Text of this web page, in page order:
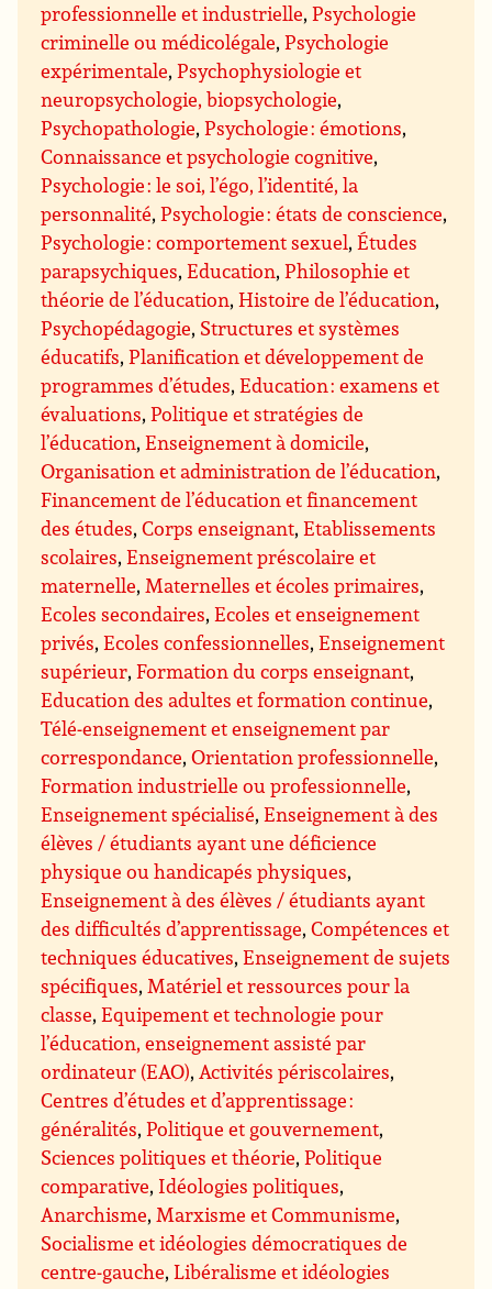
professionnelle et industrielle,Psychologie
criminelle ou médicolégale,Psychologie
expérimentale,Psychophysiologie et
neuropsychologie, biopsychologie,
Psychopathologie,Psychologie : émotions,
Connaissance et psychologie cognitive,
Psychologie : le soi, l’égo, l’identité, la
personnalité,Psychologie : états de conscience,
Psychologie : comportement sexuel,Études
parapsychiques,Education,Philosophie et
théorie de l’éducation,Histoire de l’éducation,
Psychopédagogie, Structures et systèmes
éducatifs,Planification et développement de
programmes d’études,Education : examens et
évaluations,Politique et stratégies de
l’éducation,Enseignement à domicile,
Organisation et administration de l’éducation,
Financement de l’éducation et financement
des études,Corps enseignant,Etablissements
scolaires,Enseignement préscolaire et
maternelle,Maternelles et écoles primaires,
Ecoles secondaires,Ecoles et enseignement
privés,Ecoles confessionnelles,Enseignement
supérieur,Formation du corps enseignant,
Education des adultes et formation continue,
Télé-enseignement et enseignement par
correspondance,Orientation professionnelle,
Formation industrielle ou professionnelle,
Enseignement spécialisé,Enseignement à des
élèves / étudiants ayant une déficience
physique ou handicapés physiques,
Enseignement à des élèves / étudiants ayant
des difficultés d’apprentissage,Compétences et
techniques éducatives,Enseignement de sujets
spécifiques,Matériel et ressources pour la
classe,Equipement et technologie pour
l’éducation, enseignement assisté par
ordinateur (EAO),Activités périscolaires,
Centres d’études et d’apprentissage :
généralités,Politique et gouvernement,
Sciences politiques et théorie,Politique
comparative, Idéologies politiques,
Anarchisme,Marxisme et Communisme,
Socialisme et idéologies démocratiques de
centre-gauche,Libéralisme et idéologies